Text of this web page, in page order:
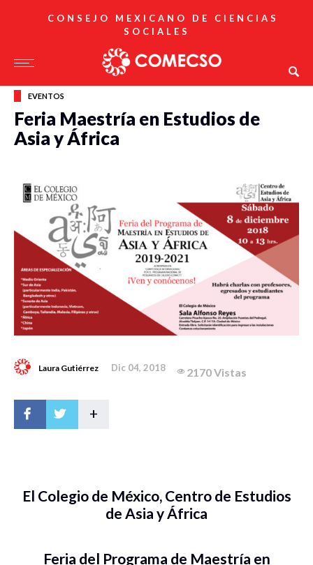
CONSEJO MEXICANO DE CIENCIAS
SOCIALES
EVENTOS
Feria Maestría en Estudios de
Asia y África
Laura Gutiérrez Dic 04, 2018 2170 Vistas
+
El Colegio de México, Centro de Estudios
de Asia y África
Feria del Programa de Maestría en